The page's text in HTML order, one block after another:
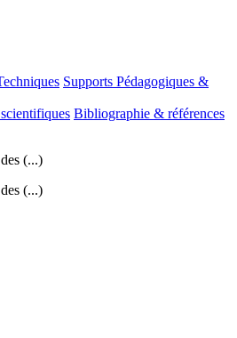
Supports Pédagogiques &
Bibliographie & références
(...)
(...)